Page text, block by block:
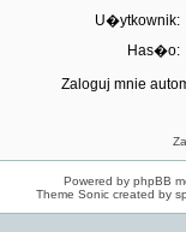
U�ytkownik:
Has�o:
Zaloguj mnie
Powered by phpBB
Theme Sonic created by